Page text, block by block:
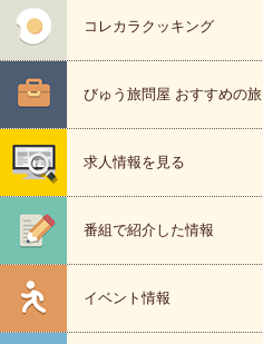
コレカラクッキング
びゅう旅問屋 おすすめの旅
求人情報を見る
番組で紹介した情報
イベント情報